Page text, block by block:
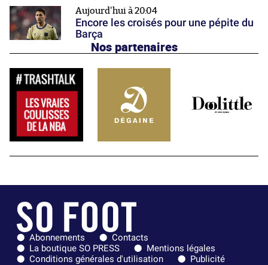
Aujourd'hui à 20:04
Encore les croisés pour une pépite du
Barça
Nos partenaires
Abonnements
Contacts
La boutique SO PRESS
Mentions légales
Conditions générales d'utilisation
Publicité